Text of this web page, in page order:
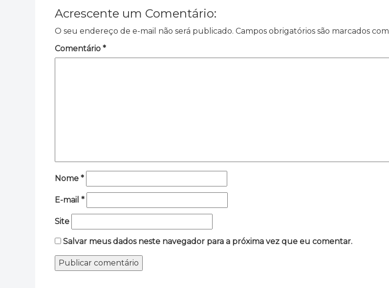
Acrescente um Comentário:
O seu endereço de e-mail não será publicado. Campos obrigatórios são marcados com
Comentário *
Nome *
E-mail *
Site
Salvar meus dados neste navegador para a próxima vez que eu comentar.